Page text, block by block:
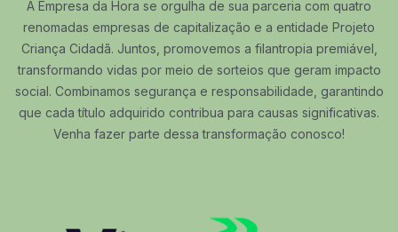
A Empresa da Hora se orgulha de sua parceria com quatro
renomadas empresas de capitalização e a entidade Projeto
Criança Cidadã. Juntos, promovemos a filantropia premiável,
transformando vidas por meio de sorteios que geram impacto
social. Combinamos segurança e responsabilidade, garantindo
que cada título adquirido contribua para causas significativas.
Venha fazer parte dessa transformação conosco!